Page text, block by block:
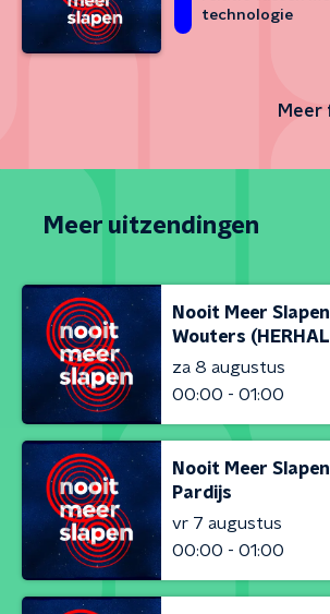
technologie
Meer
Meer uitzendingen
Nooit Meer
Wouters
za 8 augustus
00:00 - 01:00
Nooit Meer
Pardijs
vr 7 augustus
00:00 - 01:00